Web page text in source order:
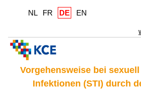
NL FR DE EN
Vorgehensweise bei
Infektionen (STI) durch